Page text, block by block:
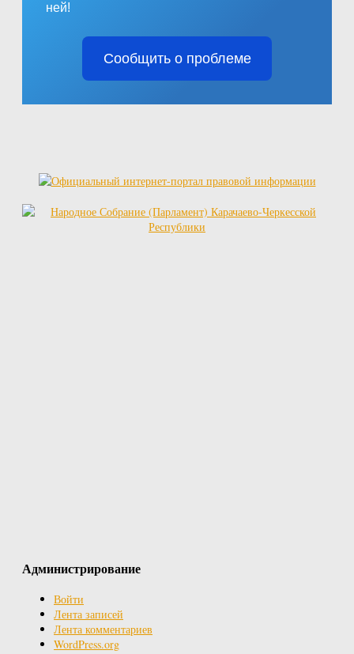
ней!
Сообщить о проблеме
Администрирование
Войти
Лента записей
Лента комментариев
WordPress.org